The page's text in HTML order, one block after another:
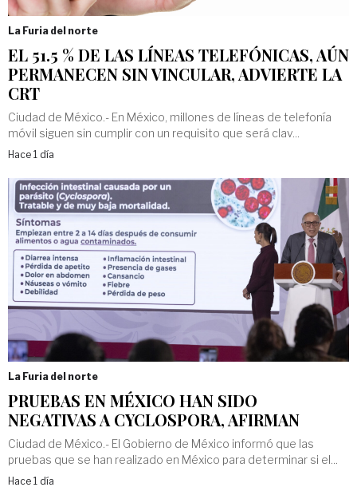
La Furia del norte
EL 51.5 % DE LAS LÍNEAS TELEFÓNICAS, AÚN
PERMANECEN SIN VINCULAR, ADVIERTE LA
CRT
Ciudad de México.- En México, millones de líneas de telefonía
móvil siguen sin cumplir con un requisito que será clav...
Hace 1 día
La Furia del norte
PRUEBAS EN MÉXICO HAN SIDO
NEGATIVAS A CYCLOSPORA, AFIRMAN
Ciudad de México.- El Gobierno de México informó que las
pruebas que se han realizado en México para determinar si el...
Hace 1 día